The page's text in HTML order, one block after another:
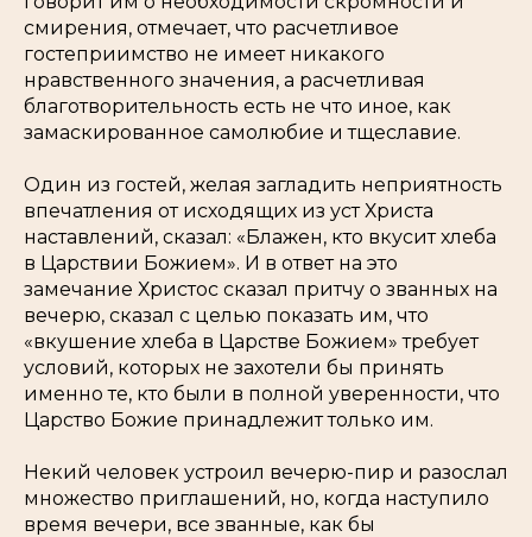
смирения, отмечает, что расчетливое
гостеприимство не имеет никакого
нравственного значения, а расчетливая
благотворительность есть не что иное, как
замаскированное самолюбие и тщеславие.
Один из гостей, желая загладить неприятность
впечатления от исходящих из уст Христа
наставлений, сказал: «Блажен, кто вкусит хлеба
в Царствии Божием». И в ответ на это
замечание Христос сказал притчу о званных на
вечерю, сказал с целью показать им, что
«вкушение хлеба в Царстве Божием» требует
условий, которых не захотели бы принять
именно те, кто были в полной уверенности, что
Царство Божие принадлежит только им.
Некий человек устроил вечерю-пир и разослал
множество приглашений, но, когда наступило
время вечери, все званные, как бы